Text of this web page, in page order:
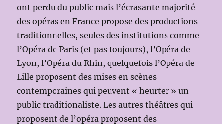
ont perdu du public mais l’écrasante majorité
des opéras en France propose des productions
traditionnelles, seules des institutions comme
l’Opéra de Paris (et pas toujours), l’Opéra de
Lyon, l’Opéra du Rhin, quelquefois l’Opéra de
Lille proposent des mises en scènes
contemporaines qui peuvent « heurter » un
public traditionaliste. Les autres théâtres qui
proposent de l’opéra proposent des